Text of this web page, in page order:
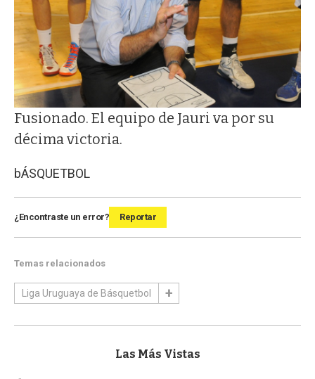
Fusionado. El equipo de Jauri va por su
décima victoria.
bÁSQUETBOL
¿Encontraste un error? Reportar
Temas relacionados
Liga Uruguaya de Básquetbol
Las Más Vistas